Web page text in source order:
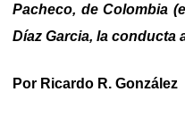
Pacheco, de Colombia
Díaz Garcia, la conducta
Por Ricardo R. González